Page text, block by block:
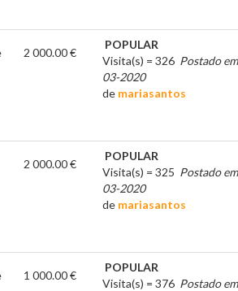
2 000.00 €
POPULAR
Visita(s) = 326 Postado
03-2020
de mariasantos
2 000.00 €
POPULAR
Visita(s) = 325 Postado
03-2020
de mariasantos
1 000.00 €
POPULAR
Visita(s) = 376 Postado